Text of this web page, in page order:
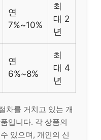
연
7%~10%
최
대 2
년
연
6%~8%
최
대 4
년
차를 거치고 있는 개
입니다. 각 상품의
있으며, 개인의 신